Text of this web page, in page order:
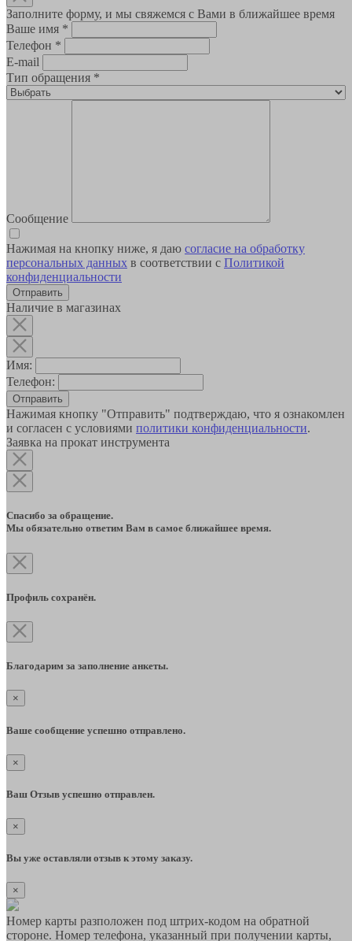
Заполните форму, и мы свяжемся с Вами в ближайшее время
Ваше имя *
Телефон *
E-mail
Тип обращения *
Сообщение
Нажимая на кнопку ниже, я даю согласие на обработку
персональных данных в соответствии с Политикой
конфиденциальности
Наличие в магазинах
Имя:
Телефон:
Отправить
Нажимая кнопку "Отправить" подтверждаю, что я ознакомлен
и согласен с условиями политики конфиденциальности.
Заявка на прокат инструмента
Спасибо за обращение.
Мы обязательно ответим Вам в самое ближайшее время.
Профиль сохранён.
Благодарим за заполнение анкеты.
×
Ваше сообщение успешно отправлено.
×
Ваш Отзыв успешно отправлен.
×
Вы уже оставляли отзыв к этому заказу.
×
Номер карты разположен под штрих-кодом на обратной
стороне. Номер телефона, указанный при получении карты,